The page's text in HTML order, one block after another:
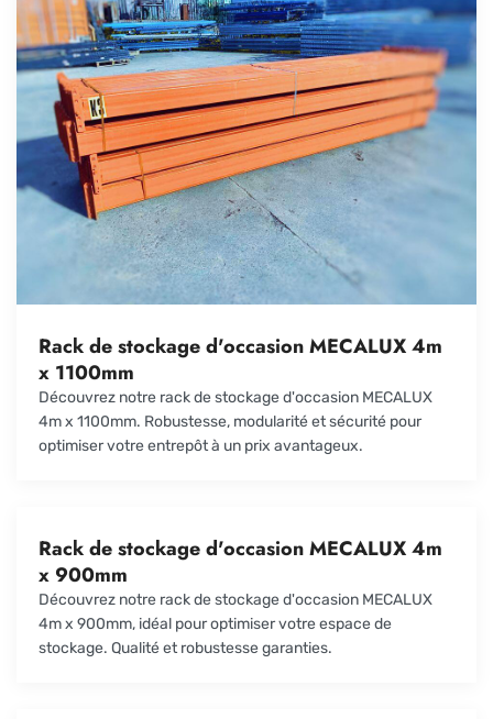
Rack de stockage d'occasion MECALUX 4m
x 1100mm
Découvrez notre rack de stockage d'occasion MECALUX
4m x 1100mm. Robustesse, modularité et sécurité pour
optimiser votre entrepôt à un prix avantageux.
Rack de stockage d'occasion MECALUX 4m
x 900mm
Découvrez notre rack de stockage d'occasion MECALUX
4m x 900mm, idéal pour optimiser votre espace de
stockage. Qualité et robustesse garanties.